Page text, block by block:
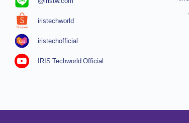
iristechworld
iristechofficial
IRIS Techworld Official